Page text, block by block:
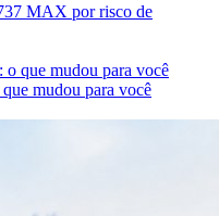
MAX por risco de
mudou para você